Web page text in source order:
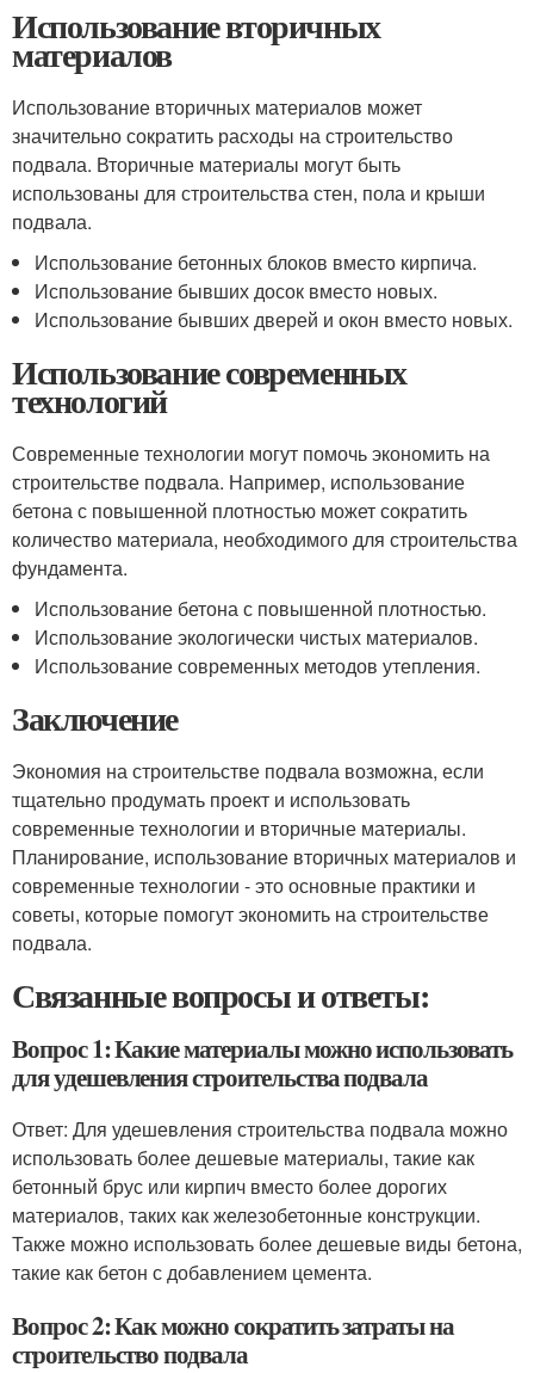
Использование вторичных
материалов
Использование вторичных материалов может
значительно сократить расходы на строительство
подвала. Вторичные материалы могут быть
использованы для строительства стен, пола и крыши
подвала.
Использование бетонных блоков вместо кирпича.
Использование бывших досок вместо новых.
Использование бывших дверей и окон вместо новых.
Использование современных
технологий
Современные технологии могут помочь экономить на
строительстве подвала. Например, использование
бетона с повышенной плотностью может сократить
количество материала, необходимого для строительства
фундамента.
Использование бетона с повышенной плотностью.
Использование экологически чистых материалов.
Использование современных методов утепления.
Заключение
Экономия на строительстве подвала возможна, если
тщательно продумать проект и использовать
современные технологии и вторичные материалы.
Планирование, использование вторичных материалов и
современные технологии - это основные практики и
советы, которые помогут экономить на строительстве
подвала.
Связанные вопросы и ответы:
Вопрос 1: Какие материалы можно использовать
для удешевления строительства подвала
Ответ: Для удешевления строительства подвала можно
использовать более дешевые материалы, такие как
бетонный брус или кирпич вместо более дорогих
материалов, таких как железобетонные конструкции.
Также можно использовать более дешевые виды бетона,
такие как бетон с добавлением цемента.
Вопрос 2: Как можно сократить затраты на
строительство подвала